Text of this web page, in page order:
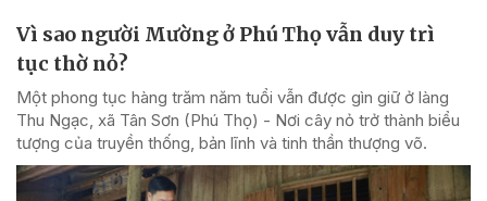
Vì sao người Mường ở Phú Thọ vẫn duy trì
tục thờ nỏ?
Một phong tục hàng trăm năm tuổi vẫn được gìn giữ ở làng
Thu Ngạc, xã Tân Sơn (Phú Thọ) - Nơi cây nỏ trở thành biểu
tượng của truyền thống, bản lĩnh và tinh thần thượng võ.